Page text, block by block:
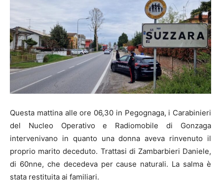
Questa mattina alle ore 06,30 in Pegognaga, i Carabinieri
del Nucleo Operativo e Radiomobile di Gonzaga
intervenivano in quanto una donna aveva rinvenuto il
proprio marito deceduto. Trattasi di Zambarbieri Daniele,
di 60nne, che decedeva per cause naturali. La salma è
stata restituita ai familiari.